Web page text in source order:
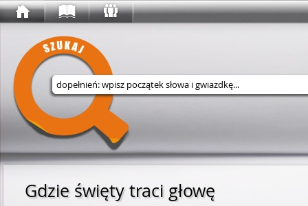
Wyszukaj w serwisie
Gdzie święty traci głowę